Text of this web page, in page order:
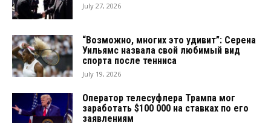
July 27, 2026
“Возможно, многих это удивит”: Серена
Уильямс назвала свой любимый вид
спорта после тенниса
July 19, 2026
Оператор телесуфлера Трампа мог
заработать $100 000 на ставках по его
заявлениям